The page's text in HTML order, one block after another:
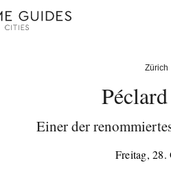
Zürich
Einer der
Freitag, 28.